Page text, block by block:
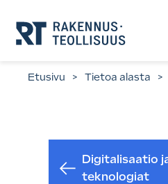
suoraan
sisältöön.
Etusivu > Tietoa alasta >
Digitalisaatio
teknologiat